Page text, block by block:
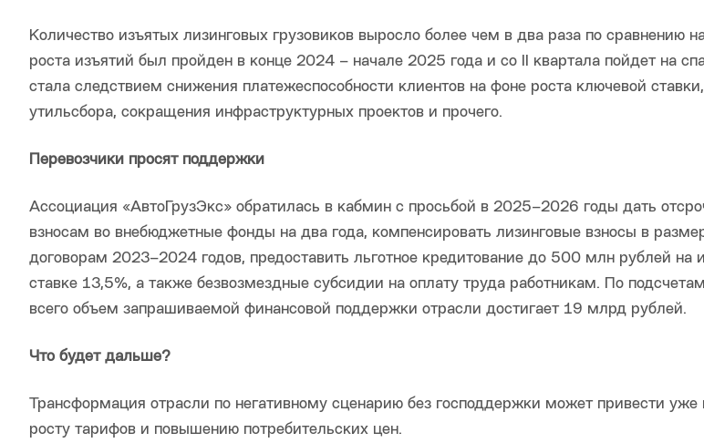
Количество изъятых лизинговых грузовиков выросло более чем в два раза по сравнению
роста изъятий был пройден в конце 2024 – начале 2025 года и со II квартала пойдет на
стала следствием снижения платежеспособности клиентов на фоне роста ключевой
утильсбора, сокращения инфраструктурных проектов и прочего.
Перевозчики просят поддержки
Ассоциация «АвтоГрузЭкс» обратилась в кабмин с просьбой в 2025–2026 годы дать
взносам во внебюджетные фонды на два года, компенсировать лизинговые взносы в
договорам 2023–2024 годов, предоставить льготное кредитование до 500 млн рублей на
ставке 13,5%, а также безвозмездные субсидии на оплату труда работникам. По
всего объем запрашиваемой финансовой поддержки отрасли достигает 19 млрд рублей.
Что будет дальше?
Трансформация отрасли по негативному сценарию без господдержки может привести уже
росту тарифов и повышению потребительских цен.